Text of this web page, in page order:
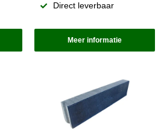
Direct leverbaar
Meer informatie